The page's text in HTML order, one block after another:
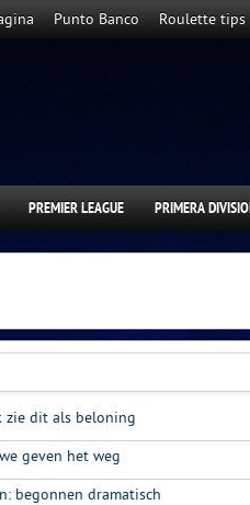
Punto Banco Roulette tips
PREMIER LEAGUE PRIMERA
zie dit als beloning
geven het weg
begonnen dramatisch